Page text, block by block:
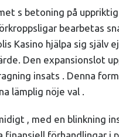
s betoning på
bearbetas
Kasino hjälpa sig
Den expansionslot
insats . Denna
lämplig nöje val .
, med en blinkning